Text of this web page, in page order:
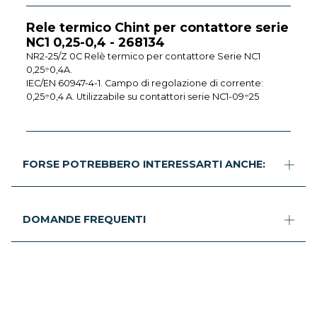
Rele termico Chint per contattore serie
NC1 0,25-0,4 - 268134
NR2-25/Z 0C Relè termico per contattore Serie NC1
0,25÷0,4A.
IEC/EN 60947-4-1. Campo di regolazione di corrente:
0,25÷0,4 A. Utilizzabile su contattori serie NC1-09÷25
FORSE POTREBBERO INTERESSARTI ANCHE:
DOMANDE FREQUENTI